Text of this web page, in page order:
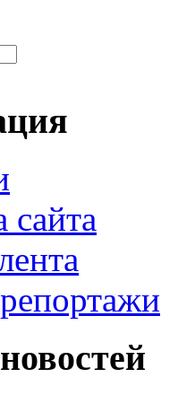
сайта